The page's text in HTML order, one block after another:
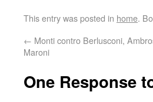
This entry was posted in home.
← Monti contro Berlusconi,
Maroni
One Response